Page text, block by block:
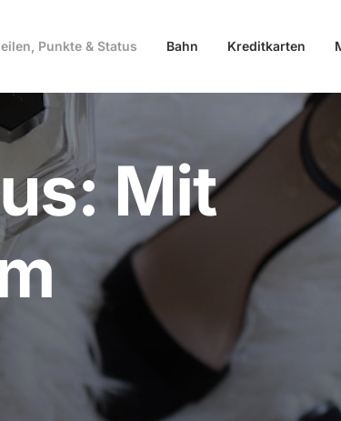
Punkte & Status Bahn Kreditkarten
Mit